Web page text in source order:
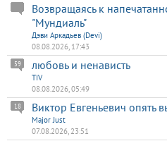
Возвращаясь к
"Мундиаль"
Дэви Аркадьев (Devi)
08.08.2026, 17:43
любовь и ненависть
59
TIV
08.08.2026, 05:49
Виктор Евгеньевич опять
18
Major Just
07.08.2026, 23:51